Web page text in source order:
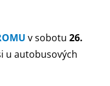
v sobotu 26.
u autobusových